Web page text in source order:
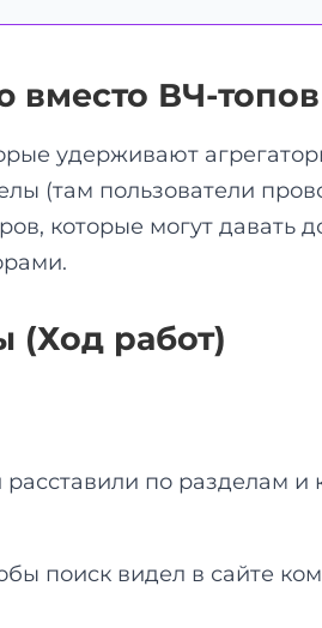
вместо ВЧ-топов
удерживают
(там пользователи
которые могут давать
(Ход работ)
по разделам и
поиск видел в сайте